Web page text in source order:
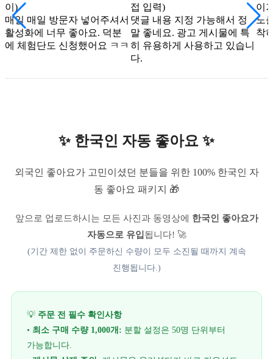
이)
매일 매일 방문자 넣어주셔서
활성화에 너무 좋아요. 덕분
에 체험단도 신청했어요 ㅋㅋ
접 입력)
댓글 내용 지정 가능해서 정
말 좋네요. 광고 게시물에 특
히 유용하게 사용하고 있습니
다.
이
노
착
✨ 한국인 자동 좋아요 ✨
외국인 좋아요가 고민이셨던 분들을 위한 100% 한국인 자
동 좋아요 패키지 🎁
앞으로 업로드하시는 모든 사진과 동영상에 한국인 좋아요가
자동으로 유입 됩니다! 🚀
(기간 제한 없이 주문하신 수량이 모두 소진될 때까지 계속
진행됩니다.)
💡 주문 전 필수 확인사항
• 최소 구매 수량 1,000개: 분할 설정은 50명 단위부터
가능합니다.